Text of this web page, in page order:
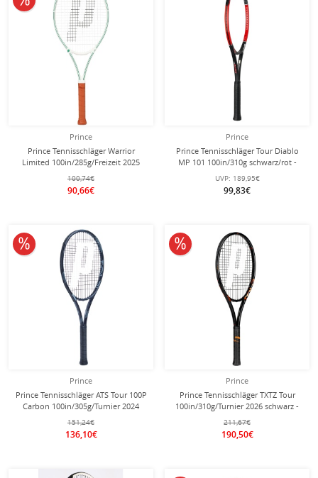
Prince
Prince Tennisschläger Warrior
Limited 100in/285g/Freizeit 2025
100,74€
90,66€
Prince
Prince Tennisschläger Tour Diablo
MP 101 100in/310g schwarz/rot -
UVP: 189,95€
99,83€
Prince
Prince Tennisschläger ATS Tour 100P
Carbon 100in/305g/Turnier 2024
151,24€
136,10€
10% reduziert
Prince
Prince Tennisschläger TXTZ Tour
100in/310g/Turnier 2026 schwarz -
211,67€
190,50€
10% reduziert